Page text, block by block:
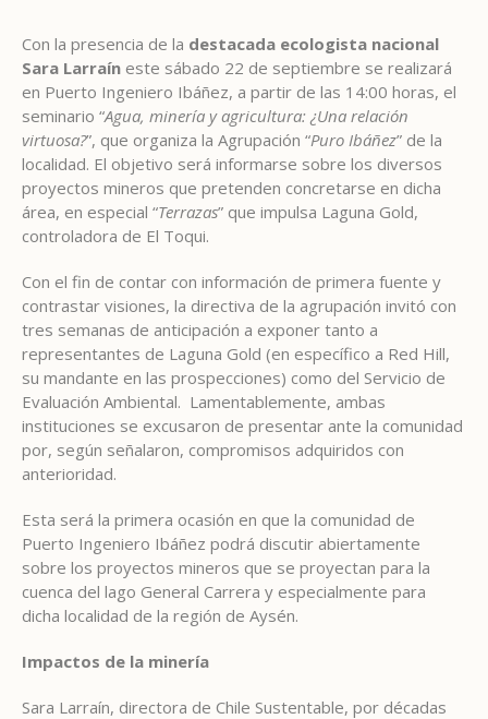
Con la presencia de la destacada ecologista nacional
Sara Larraín este sábado 22 de septiembre se realizará
en Puerto Ingeniero Ibáñez, a partir de las 14:00 horas, el
seminario “Agua, minería y agricultura: ¿Una relación
virtuosa?”, que organiza la Agrupación “Puro Ibáñez” de la
localidad. El objetivo será informarse sobre los diversos
proyectos mineros que pretenden concretarse en dicha
área, en especial “Terrazas” que impulsa Laguna Gold,
controladora de El Toqui.
Con el fin de contar con información de primera fuente y
contrastar visiones, la directiva de la agrupación invitó con
tres semanas de anticipación a exponer tanto a
representantes de Laguna Gold (en específico a Red Hill,
su mandante en las prospecciones) como del Servicio de
Evaluación Ambiental. Lamentablemente, ambas
instituciones se excusaron de presentar ante la comunidad
por, según señalaron, compromisos adquiridos con
anterioridad.
Esta será la primera ocasión en que la comunidad de
Puerto Ingeniero Ibáñez podrá discutir abiertamente
sobre los proyectos mineros que se proyectan para la
cuenca del lago General Carrera y especialmente para
dicha localidad de la región de Aysén.
Impactos de la minería
Sara Larraín, directora de Chile Sustentable, por décadas